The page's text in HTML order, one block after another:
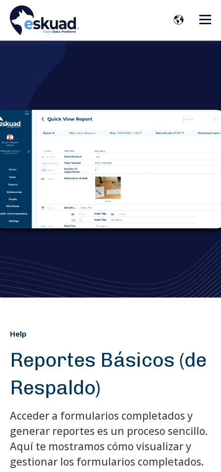
Help
Reportes Básicos (de
Respaldo)
Acceder a formularios completados y
generar reportes es un proceso sencillo.
Aquí te mostramos cómo visualizar y
gestionar los formularios completados.